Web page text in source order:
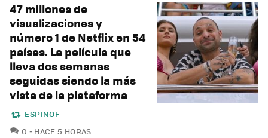
47 millones de
visualizaciones y
número 1 de Netflix en 54
países. La película que
lleva dos semanas
seguidas siendo la más
vista de la plataforma
ESPINOF
0 COMENTARIOS
HACE 5 HORAS